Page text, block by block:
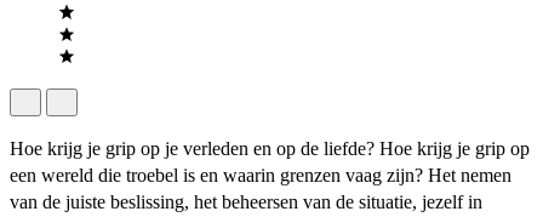
Hoe krijg je grip op je verleden en op de liefde? Hoe krijg je grip op
een wereld die troebel is en waarin grenzen vaag zijn? Het nemen
van de juiste beslissing, het beheersen van de situatie, jezelf in